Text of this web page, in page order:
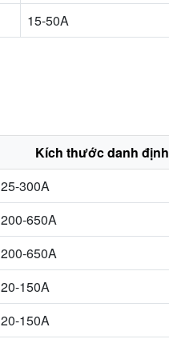
15-50A
Kích thước danh định
25-300A
200-650A
200-650A
20-150A
20-150A